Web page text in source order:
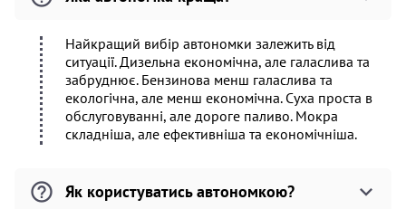
Найкращий вибір автономки залежить від
ситуації. Дизельна економічна, але галаслива та
забруднює. Бензинова менш галаслива та
екологічна, але менш економічна. Суха проста в
обслуговуванні, але дороге паливо. Мокра
складніша, але ефективніша та економічніша.
Як користуватись автономкою?